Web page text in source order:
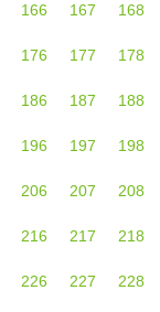
166 167 168
176 177 178
186 187 188
196 197 198
206 207 208
216 217 218
226 227 228